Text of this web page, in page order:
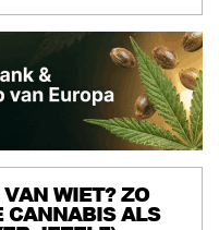
WIET? ZO
CANNABIS ALS